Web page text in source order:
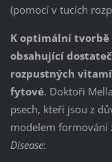
(pomocí v tucích
K optimální tvorbě
obsahující
rozpustných
fytové. Doktoři
psech, kteří jsou z
modelem formování
Disease: